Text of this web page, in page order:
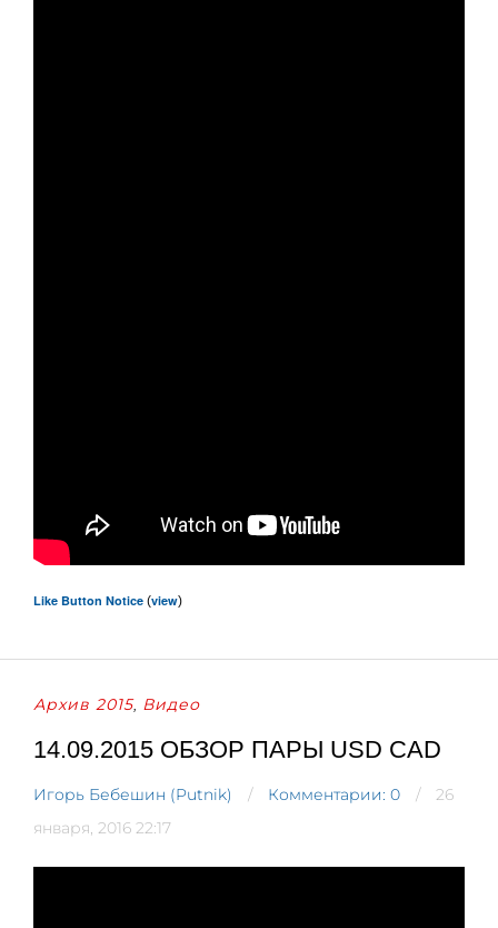
Like Button Notice (view)
Архив 2015, Видео
14.09.2015 ОБЗОР ПАРЫ USD CAD
Игорь Бебешин (Putnik) Комментарии: 0
26
января, 2016 22:17